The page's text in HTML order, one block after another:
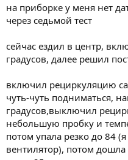
на приборке у меня нет
через седьмой тест
сейчас ездил в центр,
градусов, далее решил
включил рециркуляцию
чуть-чуть подниматься,
градусов,выключил
небольшую пробку и
потом упала резко до 84
вентилятор), потом